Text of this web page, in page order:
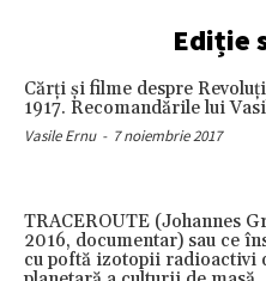
Ediție
Cărţi şi filme despre
1917. Recomandările lui
Vasile Ernu - 7 noiembrie 2017
TRACEROUTE (Johannes
2016, documentar) sau ce
cu poftă izotopii radioactivi